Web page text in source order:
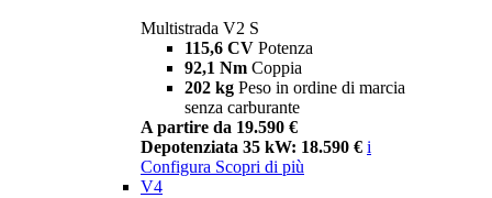
Multistrada V2 S
115,6 CV Potenza
92,1 Nm Coppia
202 kg Peso in ordine di marcia
senza carburante
A partire da 19.590 €
Depotenziata 35 kW: 18.590 € i
Configura Scopri di più
V4